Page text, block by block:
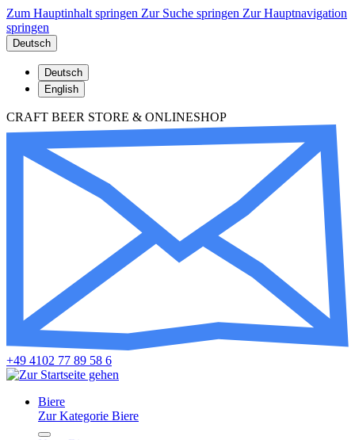
Zum Hauptinhalt springen Zur Suche springen Zur Hauptnavigation
springen
Deutsch
Deutsch
English
CRAFT BEER STORE & ONLINESHOP
+49 4102 77 89 58 6
Biere
Zur Kategorie Biere